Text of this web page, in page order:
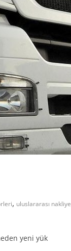
, uluslararası nakliye
yeni yük